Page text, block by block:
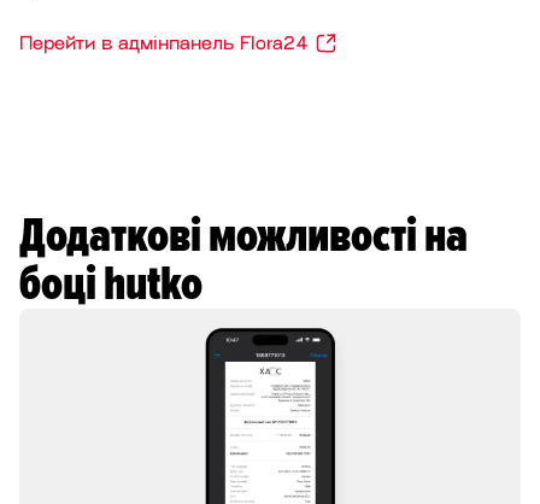
Перейти в адмінпанель Flora24
Додаткові можливості на
боці hutko